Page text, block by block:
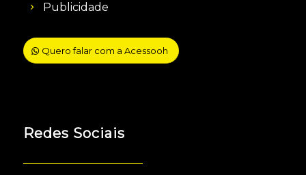
Publicidade
Quero falar com a Acessooh
Redes Sociais